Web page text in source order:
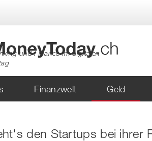
und Finance im digitalen
Finanzwelt Geld
den Startups bei ihrer